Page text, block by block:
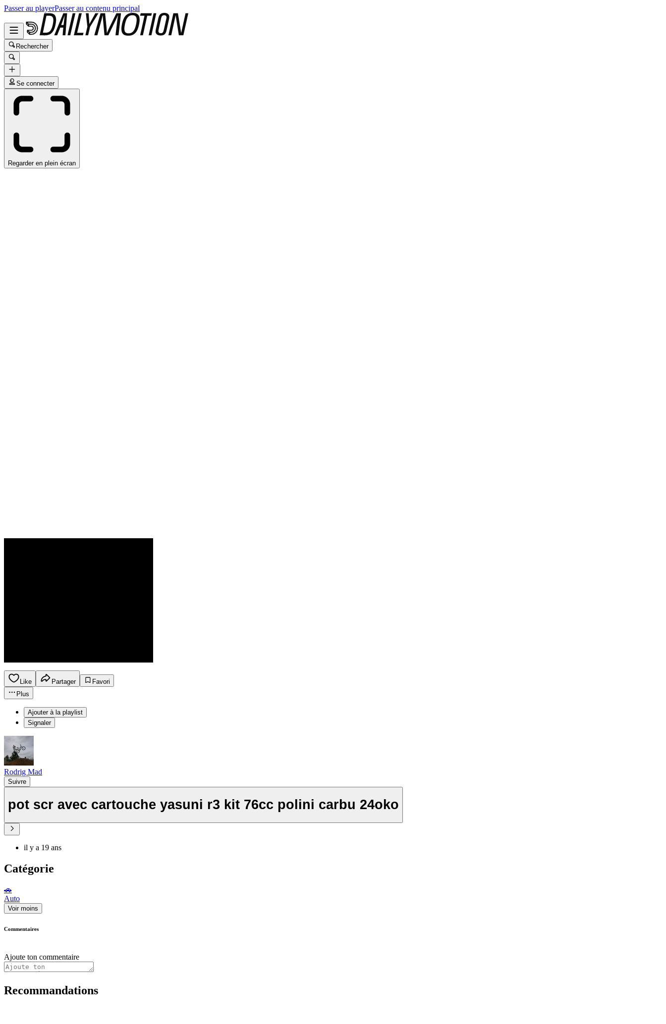
Passer au playerPasser au contenu principal
Rechercher
Se connecter
Regarder en plein écran
Like Partager
Favori
Plus
Ajouter à la playlist
Signaler
Rodrig Mad
Suivre
pot scr avec cartouche yasuni r3 kit 76cc polini carbu 24oko
il y a 19 ans
Catégorie
🚗
Auto
Voir moins
Commentaires
Ajoute ton commentaire
Recommandations